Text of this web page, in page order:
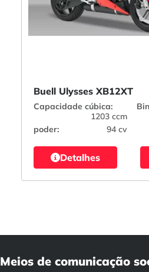
Buell Ulysses XB12XT
Capacidade cúbica:
1203 ccm
poder: 94 cv
Detalhes
Meios de comunicação